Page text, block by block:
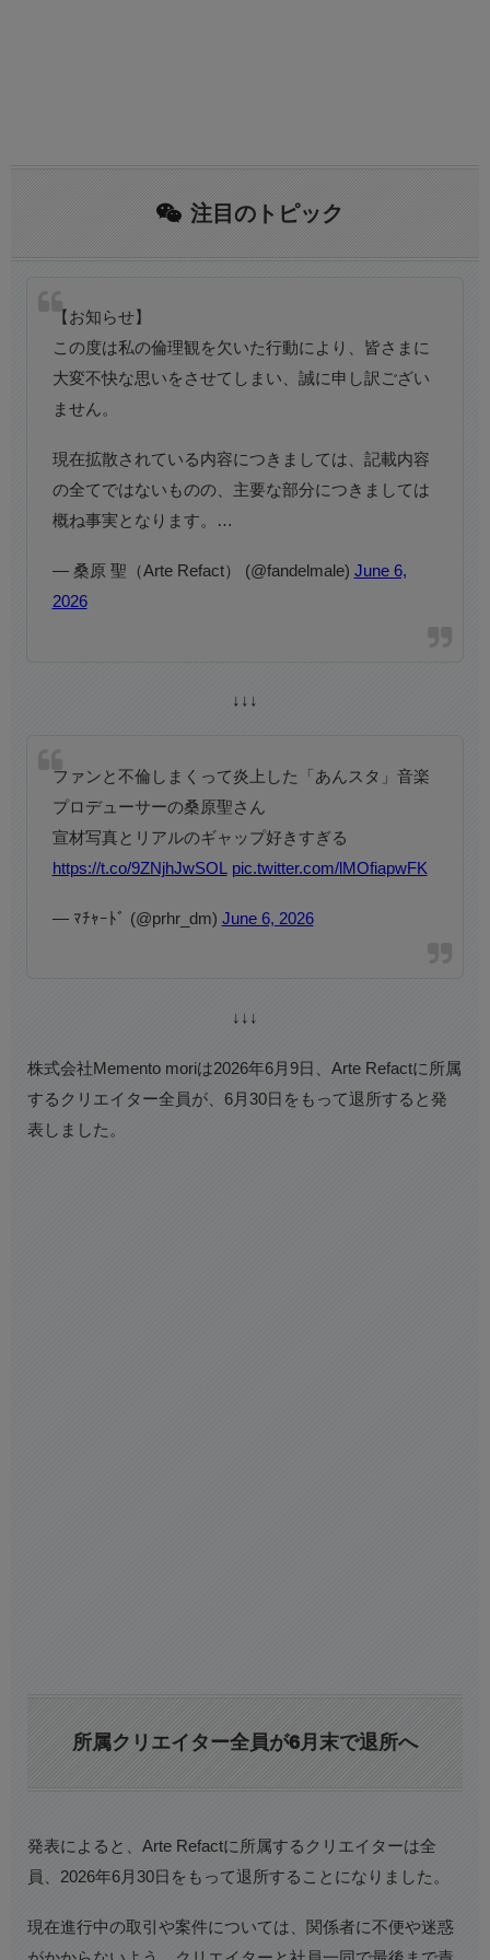
注目のトピック
【お知らせ】
この度は私の倫理観を欠いた行動により、皆さまに
大変不快な思いをさせてしまい、誠に申し訳ござい
ません。
現在拡散されている内容につきましては、記載内容
の全てではないものの、主要な部分につきましては
概ね事実となります。…
— 桑原 聖（Arte Refact） (@fandelmale) June 6,
2026
↓↓↓
ファンと不倫しまくって炎上した「あんスタ」音楽
プロデューサーの桑原聖さん
宣材写真とリアルのギャップ好きすぎる
https://t.co/9ZNjhJwSOL
pic.twitter.com/lMOfiapwFK
— ﾏﾁｬｰﾄﾞ (@prhr_dm) June 6, 2026
↓↓↓
株式会社Memento moriは2026年6月9日、Arte Refactに所属
するクリエイター全員が、6月30日をもって退所すると発
表しました。
所属クリエイター全員が6月末で退所へ
発表によると、Arte Refactに所属するクリエイターは全
員、2026年6月30日をもって退所することになりました。
現在進行中の取引や案件については、関係者に不便や迷惑